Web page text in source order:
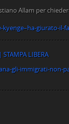
Allam per
giurato-il-
LIBERA
gli-immigrati-non-